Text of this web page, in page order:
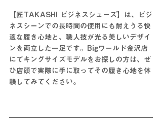
【匠TAKASHI ビジネスシューズ】は、ビジ
ネスシーンでの長時間の使用にも耐えうる快
適な履き心地と、職人技が光る美しいデザイ
ンを両立した一足です。Bigワールド金沢店
にてキングサイズモデルをお探しの方は、ぜ
ひ店頭で実際に手に取ってその履き心地を体
験してみてください。